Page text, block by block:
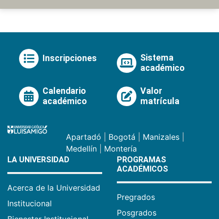
Inscripciones
Sistema
académico
Calendario
académico
Valor
matrícula
Apartadó Bogotá Manizales
Medellín
Montería
LA UNIVERSIDAD
Acerca de la Universidad
Institucional
PROGRAMAS
ACADÉMICOS
Pregrados
Posgrados